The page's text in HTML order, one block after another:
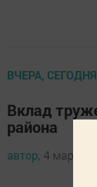
ВЧЕРА,
Вклад
района
автор, 4 марта